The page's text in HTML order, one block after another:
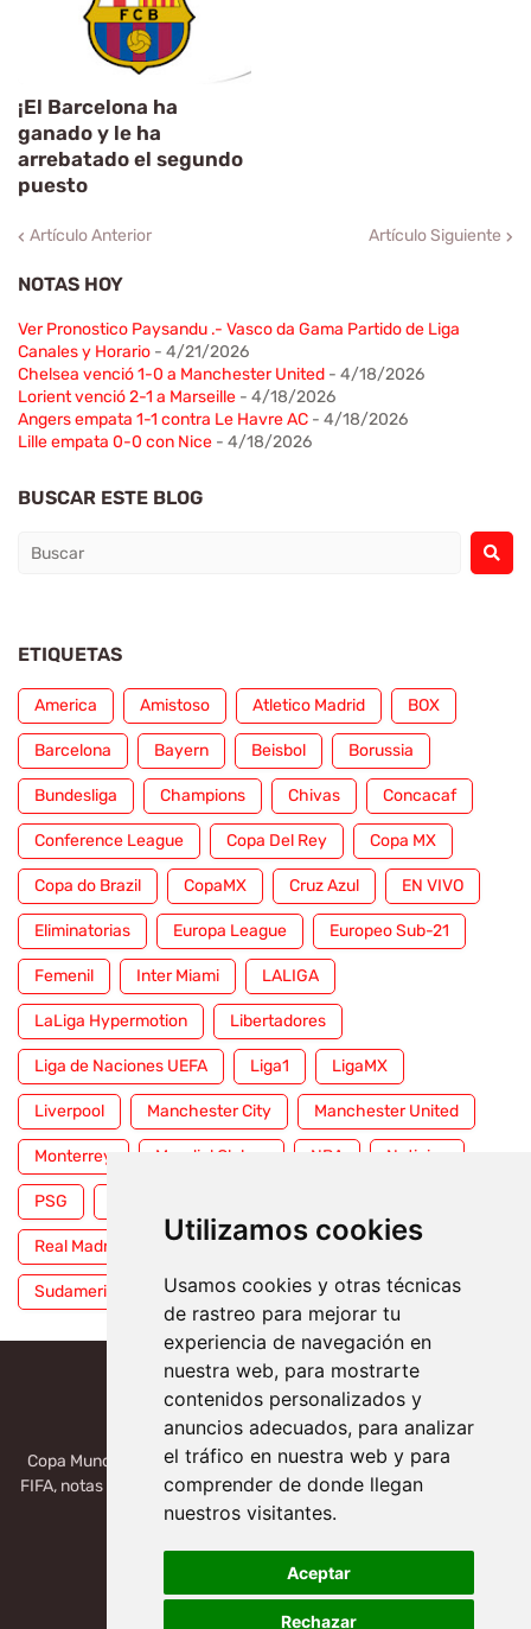
Utilizamos cookies
Usamos cookies y otras técnicas
de rastreo para mejorar tu
experiencia de navegación en
nuestra web, para mostrarte
contenidos personalizados y
anuncios adecuados, para analizar
el tráfico en nuestra web y para
comprender de donde llegan
nuestros visitantes.
Aceptar
Rechazar
¡El Barcelona ha
ganado y le ha
arrebatado el segundo
puesto
Artículo Anterior Artículo Siguiente
NOTAS HOY
Ver Pronostico Paysandu .- Vasco da Gama Partido de Liga
Canales y Horario - 4/21/2026
Chelsea venció 1-0 a Manchester United - 4/18/2026
Lorient venció 2-1 a Marseille - 4/18/2026
Angers empata 1-1 contra Le Havre AC - 4/18/2026
Lille empata 0-0 con Nice - 4/18/2026
BUSCAR ESTE BLOG
ETIQUETAS
America Amistoso Atletico Madrid BOX
Barcelona Bayern Beisbol Borussia
Bundesliga Champions Chivas Concacaf
Conference League Copa Del Rey Copa MX
Copa do Brazil CopaMX Cruz Azul EN VIVO
Eliminatorias Europa League Europeo Sub-21
Femenil Inter Miami LALIGA
LaLiga Hypermotion Libertadores
Liga de Naciones UEFA Liga1 LigaMX
Liverpool Manchester City Manchester United
Monterrey Mundial Clubes NBA Noticias
PSG
Real Madrid Selección Mexicana Serie A
Sudamericana Tigres Toluca UFC WWE
Copa Mundial 2026, México, USA, Canadá: Copa del Mundo de la
FIFA, notas deportivas de la liga de Serie A, Liga MX, LALIGA. Toda
la información del futbol mundial.